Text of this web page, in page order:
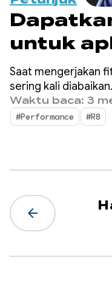
untuk
dengan
Spotlight
Saat mengerjakan
sering kali
selalu menjadi
pengguna dapat
performa aplikasi
Waktu baca: 3
#Performance #R8
arrow_back